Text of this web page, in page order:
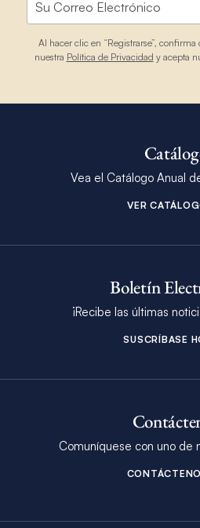
Al hacer clic en “Registrarse”,
nuestra Política de Privacidad y acepta
Vea el Catálogo Anual
VER
Boletín
¡Recibe las últimas
SUSCRÍBASE
Comuníquese con uno de